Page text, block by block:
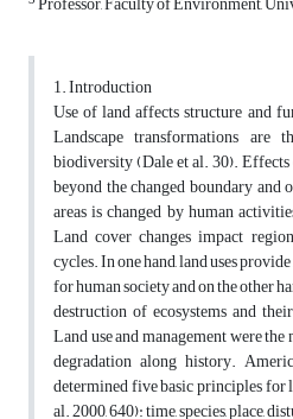
1. Introduction
Use of land affects structure and
Landscape transformations
biodiversity (Dale et al. 30).
beyond the changed boundary
areas is changed by human
Land cover changes impact
cycles. In one hand, land uses
for human society and on the other
destruction of ecosystems and
Land use and management were
degradation along history.
determined five basic principles for
al. 2000, 640): time, species, place,